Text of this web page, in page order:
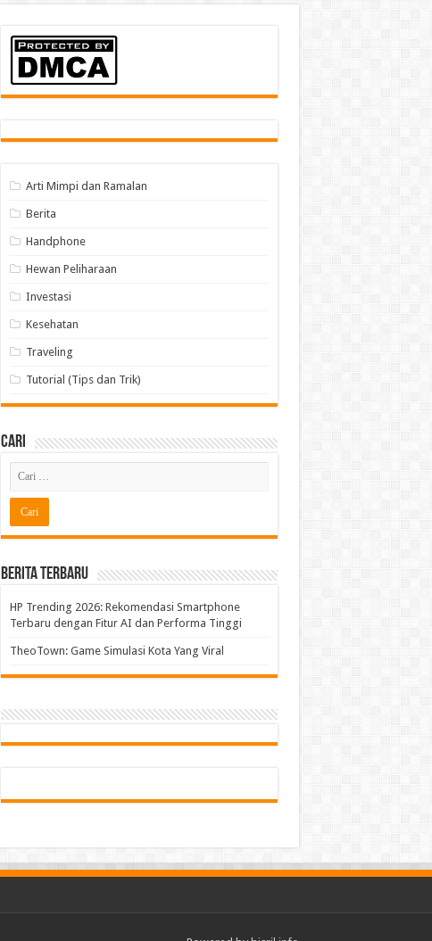
Arti Mimpi dan Ramalan
Berita
Handphone
Hewan Peliharaan
Investasi
Kesehatan
Traveling
Tutorial (Tips dan Trik)
Cari
Berita Terbaru
HP Trending 2026: Rekomendasi Smartphone
Terbaru dengan Fitur AI dan Performa Tinggi
TheoTown: Game Simulasi Kota Yang Viral